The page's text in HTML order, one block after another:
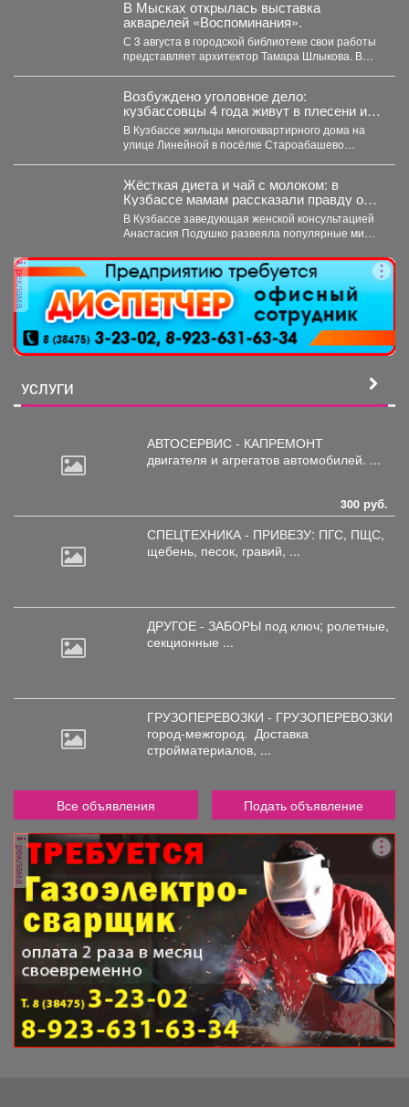
В Мысках открылась выставка
акварелей «Воспоминания».
С 3 августа в городской библиотеке свои работы
представляет архитектор Тамара Шлыкова. В
Возбуждено уголовное дело:
кузбассовцы 4 года живут в плесени и
ждут помощи
В Кузбассе жильцы многоквартирного дома на
улице Линейной в посёлке Староабашево
Жёсткая диета и чай с молоком: в
Кузбассе мамам рассказали правду о
грудном вскармливании
В Кузбассе заведующая женской консультацией
Анастасия Подушко развеяла популярные мифы
реклама
УСЛУГИ
АВТОСЕРВИС - КАПРЕМОНТ
двигателя и агрегатов автомобилей. ...
300 руб.
СПЕЦТЕХНИКА - ПРИВЕЗУ: ПГС, ПЩС,
щебень, песок, гравий, ...
ДРУГОЕ - ЗАБОРЫ под ключ; ролетные,
секционные ...
ГРУЗОПЕРЕВОЗКИ - ГРУЗОПЕРЕВОЗКИ
город-межгород. Доставка
стройматериалов, ...
Все объявления Подать объявление
реклама